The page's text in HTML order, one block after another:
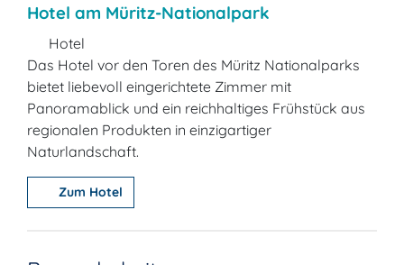
Hotel am Müritz-Nationalpark
Hotel
Das Hotel vor den Toren des Müritz Nationalparks
bietet liebevoll eingerichtete Zimmer mit
Panoramablick und ein reichhaltiges Frühstück aus
regionalen Produkten in einzigartiger
Naturlandschaft.
Zum Hotel